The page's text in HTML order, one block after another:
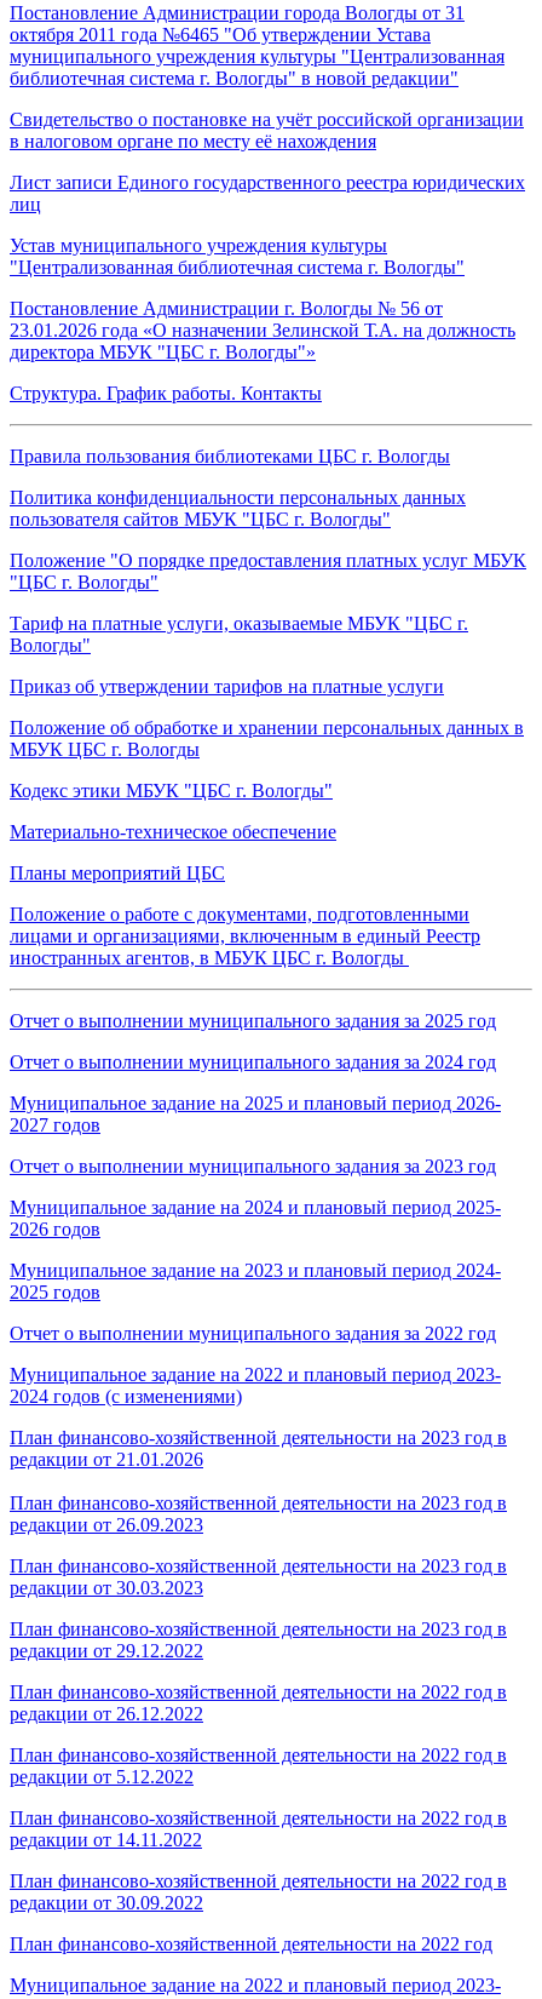
Постановление Администрации города Вологды от 31
октября 2011 года №6465 "Об утверждении Устава
муниципального учреждения культуры "Централизованная
библиотечная система г. Вологды" в новой редакции"
Свидетельство о постановке на учёт российской организации
в налоговом органе по месту её нахождения
Лист записи Единого государственного реестра юридических
лиц
Устав муниципального учреждения культуры
"Централизованная библиотечная система г. Вологды"
Постановление Администрации г. Вологды № 56 от
23.01.2026 года «О назначении Зелинской Т.А. на должность
директора МБУК "ЦБС г. Вологды"»
Структура. График работы. Контакты
Правила пользования библиотеками ЦБС г. Вологды
Политика конфиденциальности персональных данных
пользователя сайтов МБУК "ЦБС г. Вологды"
Положение "О порядке предоставления платных услуг МБУК
"ЦБС г. Вологды"
Тариф на платные услуги, оказываемые МБУК "ЦБС г.
Вологды"
Приказ об утверждении тарифов на платные услуги
Положение об обработке и хранении персональных данных в
МБУК ЦБС г. Вологды
Кодекс этики МБУК "ЦБС г. Вологды"
Материально-техническое обеспечение
Планы мероприятий ЦБС
Положение о работе с документами, подготовленными
лицами и организациями, включенным в единый Реестр
иностранных агентов, в МБУК ЦБС г. Вологды
Отчет о выполнении муниципального задания за 2025 год
Отчет о выполнении муниципального задания за 2024 год
Муниципальное задание на 2025 и плановый период 2026-
2027 годов
Отчет о выполнении муниципального задания за 2023 год
Муниципальное задание на 2024 и плановый период 2025-
2026 годов
Муниципальное задание на 2023 и плановый период 2024-
2025 годов
Отчет о выполнении муниципального задания за 2022 год
Муниципальное задание на 2022 и плановый период 2023-
2024 годов (с изменениями)
План финансово-хозяйственной деятельности на 2023 год в
редакции от 21.01.2026
План финансово-хозяйственной деятельности на 2023 год в
редакции от 26.09.2023
План финансово-хозяйственной деятельности на 2023 год в
редакции от 30.03.2023
План финансово-хозяйственной деятельности на 2023 год в
редакции от 29.12.2022
План финансово-хозяйственной деятельности на 2022 год в
редакции от 26.12.2022
План финансово-хозяйственной деятельности на 2022 год в
редакции от 5.12.2022
План финансово-хозяйственной деятельности на 2022 год в
редакции от 14.11.2022
План финансово-хозяйственной деятельности на 2022 год в
редакции от 30.09.2022
План финансово-хозяйственной деятельности на 2022 год
Муниципальное задание на 2022 и плановый период 2023-